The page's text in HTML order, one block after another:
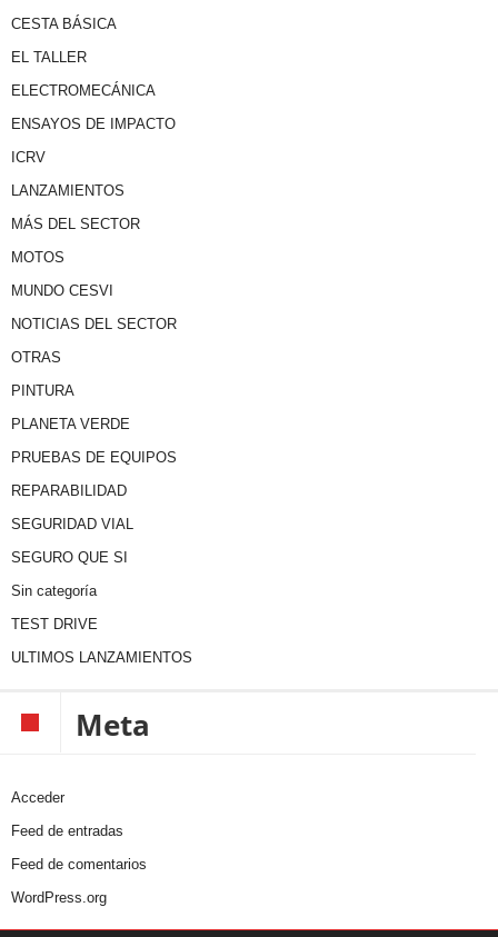
CESTA BÁSICA
EL TALLER
ELECTROMECÁNICA
ENSAYOS DE IMPACTO
ICRV
LANZAMIENTOS
MÁS DEL SECTOR
MOTOS
MUNDO CESVI
NOTICIAS DEL SECTOR
OTRAS
PINTURA
PLANETA VERDE
PRUEBAS DE EQUIPOS
REPARABILIDAD
SEGURIDAD VIAL
SEGURO QUE SI
Sin categoría
TEST DRIVE
ULTIMOS LANZAMIENTOS
Meta
Acceder
Feed de entradas
Feed de comentarios
WordPress.org